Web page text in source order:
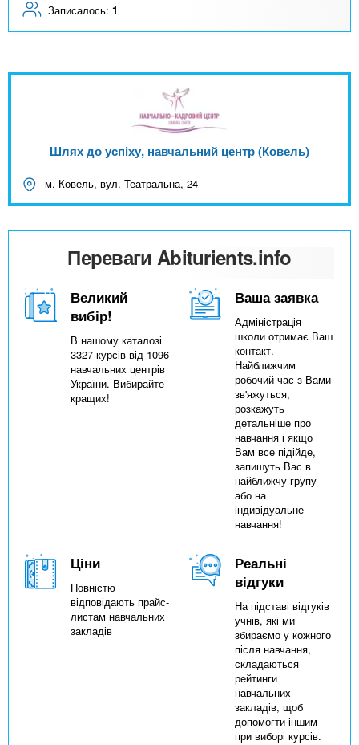
Записалось: 1
Шлях до успіху, навчальний центр (Ковель)
м. Ковель, вул. Театральна, 24
Переваги Abiturients.info
Великий
вибір!
В нашому каталозі
3327 курсів від 1096
навчальних центрів
України. Вибирайте
кращих!
Ваша заявка
Адміністрація
школи отримає Ваш
контакт.
Найближчим
робочий час з Вами
зв'яжуться,
розкажуть
детальніше про
навчання і якщо
Вам все підійде,
запишуть Вас в
найближчу групу
або на
індивідуальне
навчання!
Ціни
Повністю
відповідають прайс-
листам навчальних
закладів
Реальні
відгуки
На підставі відгуків
учнів, які ми
збираємо у кожного
після навчання,
складаються
рейтинги
навчальних
закладів, щоб
допомогти іншим
при виборі курсів.